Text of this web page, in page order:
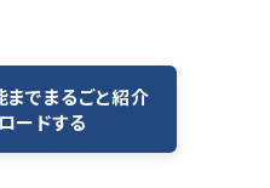
でまるごと紹介
ードする